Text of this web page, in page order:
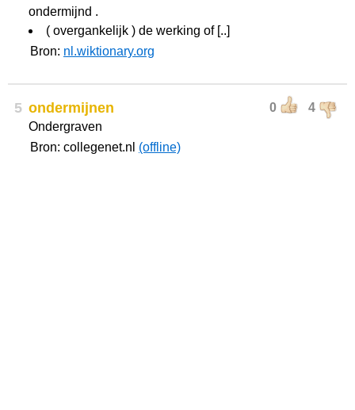
ondermijnd .
( overgankelijk ) de werking of [..]
Bron: nl.wiktionary.org
5 0 4
ondermijnen
Ondergraven
Bron: collegenet.nl (offline)